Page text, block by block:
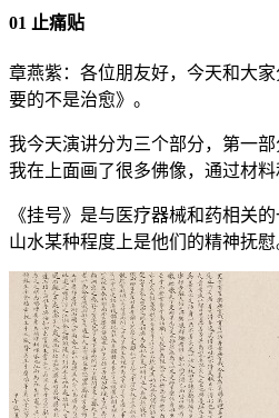
01 止痛贴
章燕紫：各位朋友好，今天和大
要的不是治愈》。
我今天演讲分为三个部分，第一
我在上面画了很多佛像，通过材
《挂号》是与医疗器械和药相关
山水某种程度上是他们的精神抚慰